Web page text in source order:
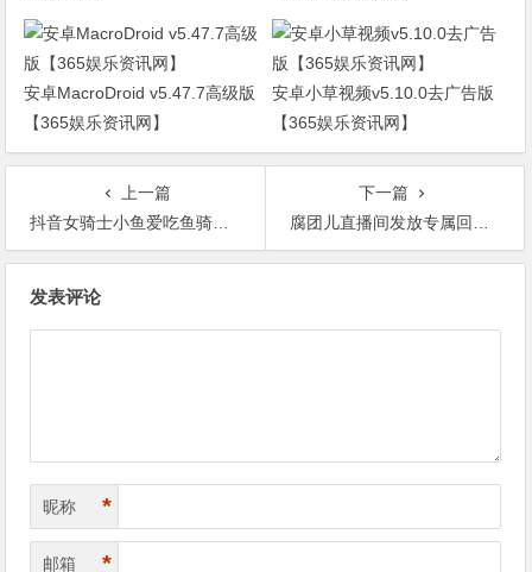
安卓MacroDroid v5.47.7高级版
【365娱乐资讯网】
安卓小草视频v5.10.0去广告版
【365娱乐资讯网】
上一篇
抖音女骑士小鱼爱吃鱼骑车越线压弯，与迎面摩托车相撞身亡【365娱乐资讯网】
下一篇
腐团儿直播间发放专属回报大家，瓜友表示难道是腐团儿付费内容？【365娱乐资讯网】
发表评论
昵称 *
邮箱 *